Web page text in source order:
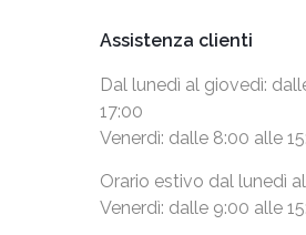
Assistenza clienti
Dal lunedì al giovedì:
17:00
Venerdì: dalle 8:00 alle
Orario estivo dal lunedì al
Venerdì: dalle 9:00 alle